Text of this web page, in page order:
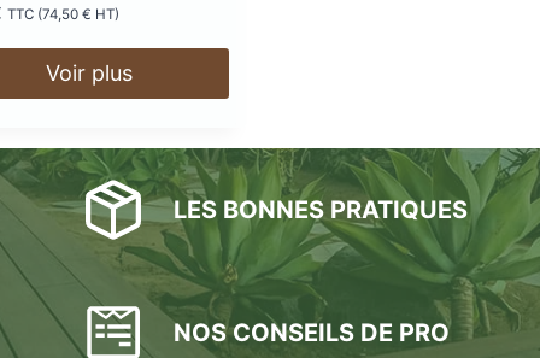
EN
TTC (74,50 € HT)
Voir plus
LES BONNES PRATIQUES
NOS CONSEILS DE PRO